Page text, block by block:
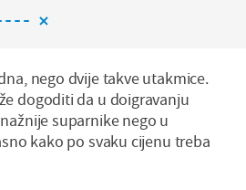
nego dvije takve utakmice.
dogoditi da u doigravanju
suparnike nego u
kako po svaku cijenu treba